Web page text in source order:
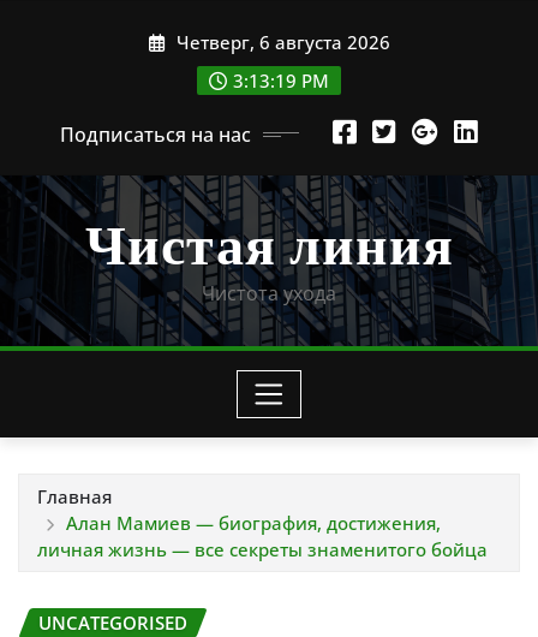
Четверг, 6 августа 2026
3:13:20 PM
Подписаться на нас
Чистая линия
Чистота ухода
Главная
Алан Мамиев — биография, достижения,
личная жизнь — все секреты знаменитого бойца
UNCATEGORISED